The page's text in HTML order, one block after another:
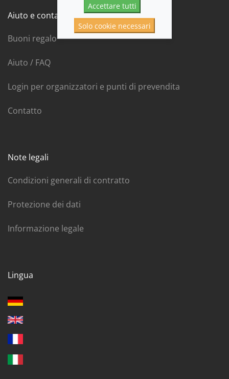
Aiuto e contatto
Buoni regalo
Aiuto / FAQ
Login per organizzatori e punti di prevendita
Contatto
Note legali
Condizioni generali di contratto
Protezione dei dati
Informazione legale
Lingua
Accettare tutti
Solo cookie necessari